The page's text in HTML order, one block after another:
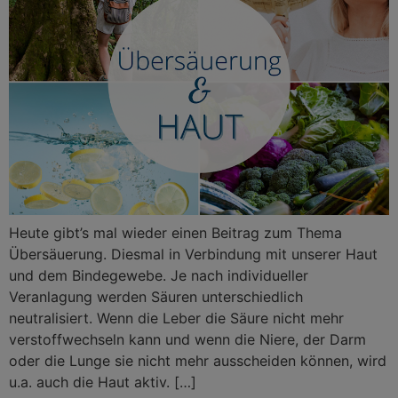
Heute gibt’s mal wieder einen Beitrag zum Thema
Übersäuerung. Diesmal in Verbindung mit unserer Haut
und dem Bindegewebe. Je nach individueller
Veranlagung werden Säuren unterschiedlich
neutralisiert. Wenn die Leber die Säure nicht mehr
verstoffwechseln kann und wenn die Niere, der Darm
oder die Lunge sie nicht mehr ausscheiden können, wird
u.a. auch die Haut aktiv. […]